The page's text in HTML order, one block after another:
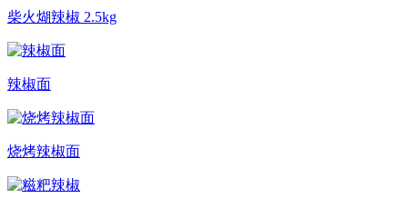
柴火煳辣椒 2.5kg
辣椒面
烧烤辣椒面